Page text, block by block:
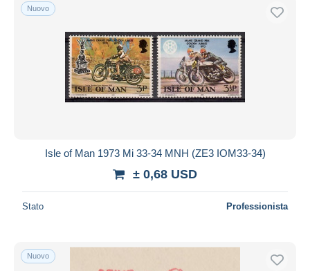
Nuovo
Isle of Man 1973 Mi 33-34 MNH (ZE3 IOM33-34)
± 0,68 USD
Stato Professionista
Nuovo